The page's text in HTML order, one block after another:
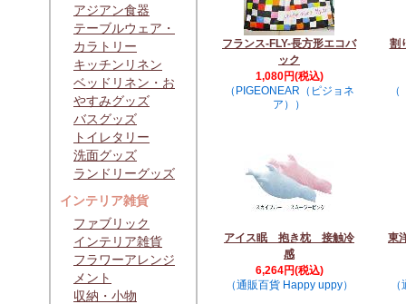
アジアン食器
テーブルウェア・
カラトリー
キッチンリネン
ベッドリネン・お
やすみグッズ
バスグッズ
トイレタリー
洗面グッズ
ランドリーグッズ
インテリア雑貨
ファブリック
インテリア雑貨
フラワーアレンジ
メント
収納・小物
フランス-FLY-長方形エコバ
ック
1,080円(税込)
（PIGEONEAR（ピジョネ
ア））
割
アイス眠 抱き枕 接触冷
感
6,264円(税込)
（通販百貨 Happy uppy）
東